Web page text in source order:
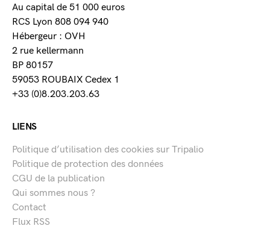
Au capital de 51 000 euros
RCS Lyon 808 094 940
Hébergeur : OVH
2 rue kellermann
BP 80157
59053 ROUBAIX Cedex 1
+33 (0)8.203.203.63
LIENS
Politique d’utilisation des cookies sur Tripalio
Politique de protection des données
CGU de la publication
Qui sommes nous ?
Contact
Flux RSS